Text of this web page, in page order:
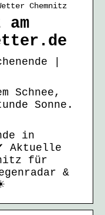
Chemnitz
am
|
Schnee,
Sonne.
in
Aktuelle
für
&